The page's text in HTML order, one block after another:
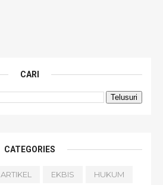
CARI
CATEGORIES
ARTIKEL EKBIS HUKUM